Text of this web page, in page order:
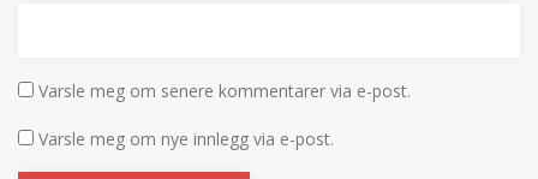
Varsle meg om senere kommentarer via e-post.
Varsle meg om nye innlegg via e-post.